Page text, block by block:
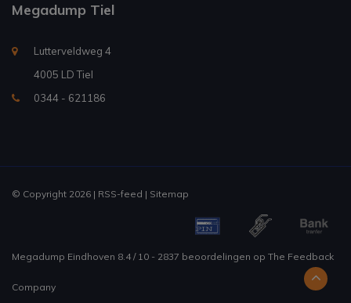
Megadump Tiel
Lutterveldweg 4
4005 LD Tiel
0344 - 621186
© Copyright 2026 | RSS-feed | Sitemap
Megadump Eindhoven 8.4/ 10 - 2837 beoordelingen op The Feedback
Company